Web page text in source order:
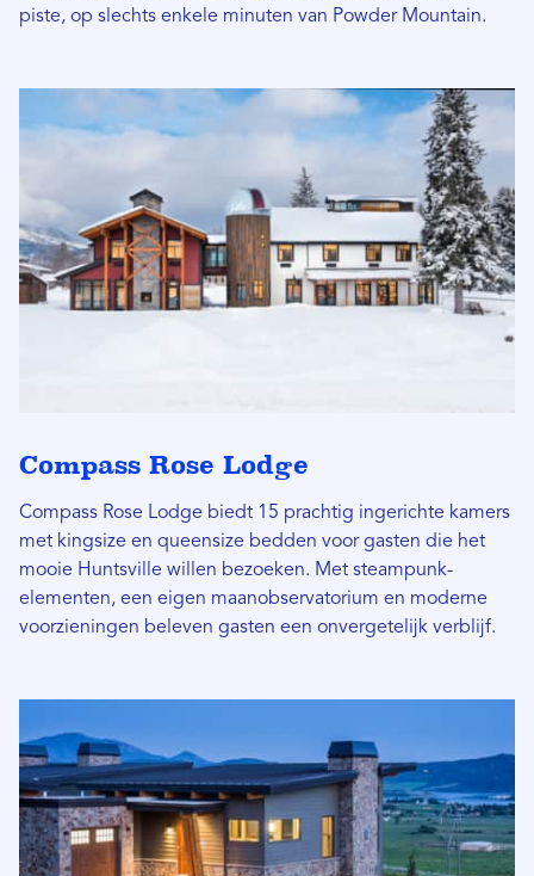
piste, op slechts enkele minuten van Powder Mountain.
Compass Rose Lodge
Compass Rose Lodge biedt 15 prachtig ingerichte kamers
met kingsize en queensize bedden voor gasten die het
mooie Huntsville willen bezoeken. Met steampunk-
elementen, een eigen maanobservatorium en moderne
voorzieningen beleven gasten een onvergetelijk verblijf.